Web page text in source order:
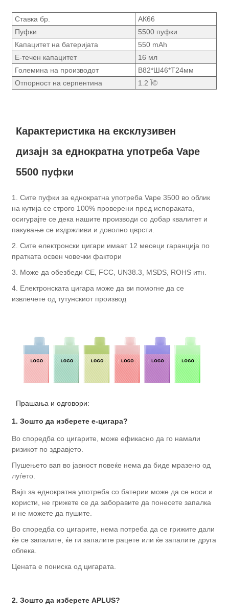
Ставка бр.
АК66
Пуфки
5500 пуфки
Капацитет на батеријата
550 mAh
Е-течен капацитет
16 мл
Големина на производот
В82*Ш46*Т24мм
Отпорност на серпентина
1.2 Î©
Карактеристика на ексклузивен
дизајн за еднократна употреба Vape
5500 пуфки
1. Сите пуфки за еднократна употреба Vape 3500 во облик
на кутија се строго 100% проверени пред испораката,
осигурајте се дека нашите производи со добар квалитет и
пакување се издржливи и доволно цврсти.
2. Сите електронски цигари имаат 12 месеци гаранција по
пратката освен човечки фактори
3. Може да обезбеди CE, FCC, UN38.3, MSDS, ROHS итн.
4. Електронската цигара може да ви помогне да се
извлечете од тутунскиот производ
Прашања и одговори:
1. Зошто да изберете е-цигара?
Во споредба со цигарите, може ефикасно да го намали
ризикот по здравјето.
Пушењето вап во јавност повеќе нема да биде мразено од
луѓето.
Вајп за еднократна употреба со батерии може да се носи и
користи, не грижете се да заборавите да понесете запалка
и не можете да пушите.
Во споредба со цигарите, нема потреба да се грижите дали
ќе се запалите, ќе ги запалите рацете или ќе запалите друга
облека.
Цената е пониска од цигарата.
2. Зошто да изберете APLUS?